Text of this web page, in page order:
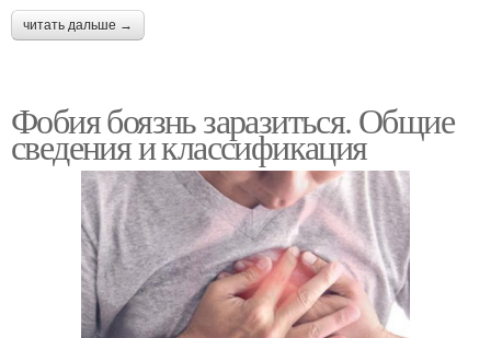
читать дальше →
Фобия боязнь заразиться. Общие
сведения и классификация